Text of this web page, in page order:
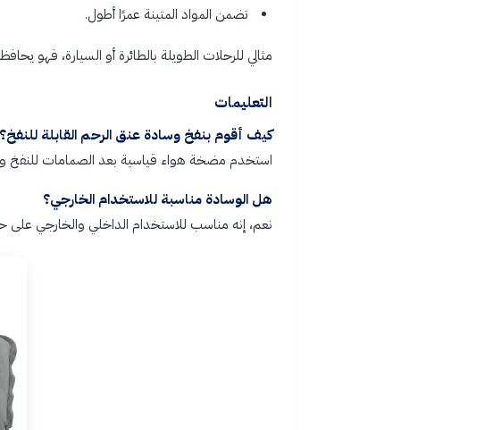
تضمن المواد المتينة عمرًا أطول.
مثالي للرحلات الطويلة بالطائرة أو السيارة، فهو
التعليمات
كيف أقوم بنفخ وسادة عنق الرحم القابلة للنفخ؟
استخدم مضخة هواء قياسية بعد الصمامات للنفخ
هل الوسادة مناسبة للاستخدام الخارجي؟
نعم، إنه مناسب للاستخدام الداخلي والخارجي على